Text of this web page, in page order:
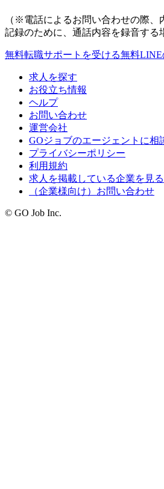
（※電話によるお問い合わせの際、
記録のために、通話内容を録音する
無料転職サポートを受ける無料LINE
求人を探す
お役立ち情報
ヘルプ
お問い合わせ
運営会社
GOジョブのエージェントに相
プライバシーポリシー
利用規約
求人を掲載している企業を見る
（企業様向け）お問い合わせ
© GO Job Inc.